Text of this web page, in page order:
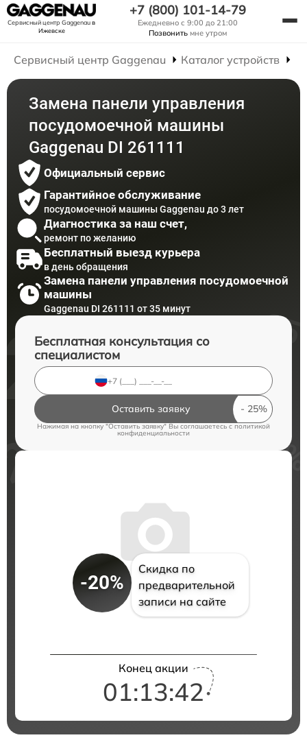
Сервисный центр Gaggenauв
Ижевске
+7 (800) 101-14-79
Ежедневно с 9:00 до 21:00
Позвонить мне утром
Сервисный центр Gaggenau Каталог устройств
Замена панели управления
посудомоечной машины
Gaggenau DI 261111
Официальный сервис
Гарантийное обслуживание
посудомоечной машины Gaggenau до 3 лет
Диагностика за наш счет,
ремонт по желанию
Бесплатный выезд курьера
в день обращения
Замена панели управления посудомоечной
машины
Gaggenau DI 261111 от 35 минут
Бесплатная консультация со
специалистом
Оставить заявку
Нажимая на кнопку "Оставить заявку" Вы соглашаетесь cполитикой
конфиденциальности
-20%
Скидка по
предварительной
записи на сайте
Конец акции
01:13:41